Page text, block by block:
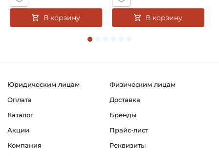
В корзину В корзину
Юридическим лицам
Физическим лицам
Оплата
Доставка
Каталог
Бренды
Акции
Прайс-лист
Компания
Реквизиты